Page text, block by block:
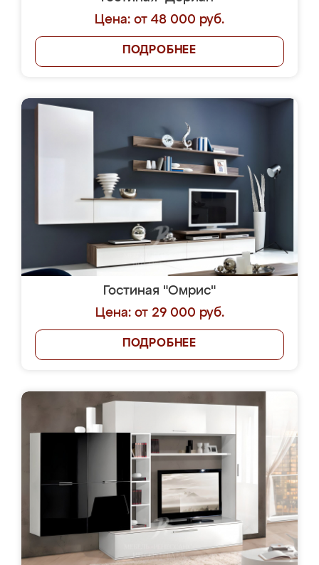
Цена: от 48 000 руб.
ПОДРОБНЕЕ
Гостиная "Омрис"
Цена: от 29 000 руб.
ПОДРОБНЕЕ